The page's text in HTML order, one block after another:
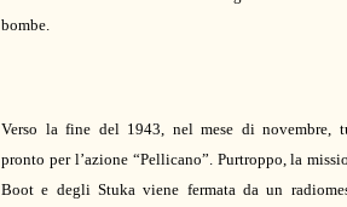
bombe.
Verso la fine del 1943, nel mese di novembre,
pronto per l’azione “Pellicano”. Purtroppo, la
Boot e degli Stuka viene fermata da un